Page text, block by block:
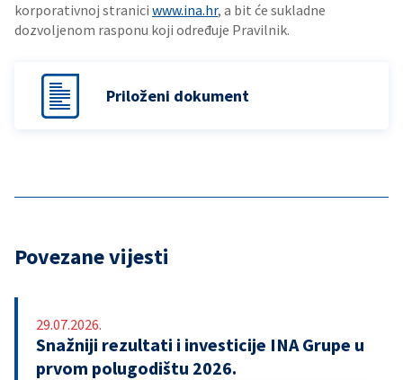
korporativnoj stranici www.ina.hr, a bit će sukladne
dozvoljenom rasponu koji određuje Pravilnik.
Priloženi dokument
Povezane vijesti
29.07.2026.
Snažniji rezultati i investicije INA Grupe u
prvom polugodištu 2026.